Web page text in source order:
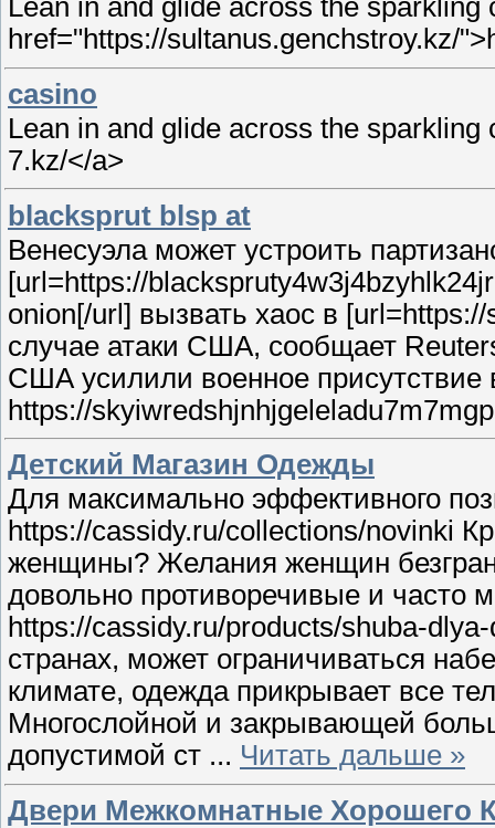
Lean in and glide across the
href="https://sultanus.genchstroy.kz/
casino
Lean in and glide across the
7.kz/</a>
blacksprut blsp at
Венесуэла может устроить
[url=https://
onion[/url] вызвать хаос в
случае атаки США, сообщает
США усилили военное присутствие
https://
Детский Магазин Одежды
Для максимально эффективного
https://cassidy.ru/collections/novinki
женщины? Желания женщин
довольно противоречивые и
https://cassidy.ru/products/shuba-
странах, может ограничиваться
климате, одежда прикрывает все
Многослойной и закрывающей
допустимой ст ... Читать дальше »
Двери Межкомнатные Хорошего